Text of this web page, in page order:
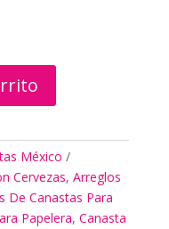
México
Cervezas, Arreglos
De Canastas Para
Papelera, Canasta